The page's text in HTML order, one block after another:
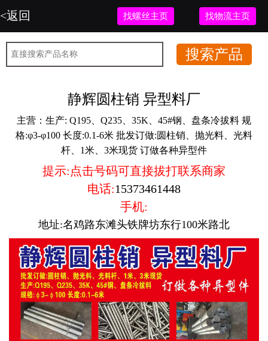
<返回 找螺丝主页 找物流主页
静辉圆柱销 异型料厂
主营： 生产: Q195、Q235、35K、45#钢、盘条冷拔料 规
格:φ3-φ100 长度:0.1-6米 批发订做:圆柱销、抛光料、光料
杆、1米、3米现货 订做各种异型件
提示:点击号码可直接拔打联系商家
电话:15373461448
手机:
地址:名鸡路东滩头铁牌坊东行100米路北